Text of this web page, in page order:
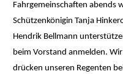
Fahrgemeinschaften abends
Schützenkönigin Tanja
Hendrik Bellmann
beim Vorstand anmelden.
drücken unseren Regenten